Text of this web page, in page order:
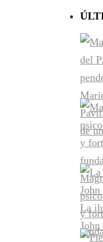
de
y
La
John